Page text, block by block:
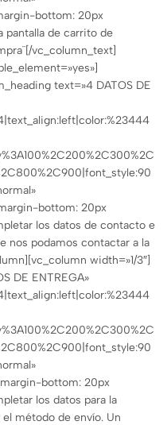
bottom: 20px
pantalla de carrito de
vc_column_text]
text=»4 DATOS DE
bottom: 20px
los datos de contacto e
nos podamos contactar a la
width=»1/3″]
DE ENTREGA»
bottom: 20px
los datos para la
método de envío. Un